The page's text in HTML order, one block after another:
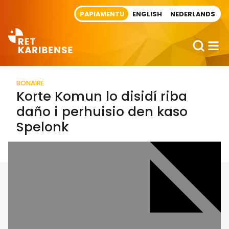
PAPIAMENTU ENGLISH NEDERLANDS
BONAIRE
Korte Komun lo disidí riba
daño i perhuisio den kaso
Spelonk